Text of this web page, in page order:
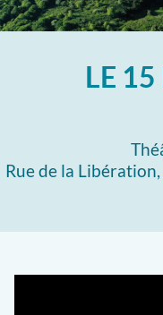
LE 15
Rue de la